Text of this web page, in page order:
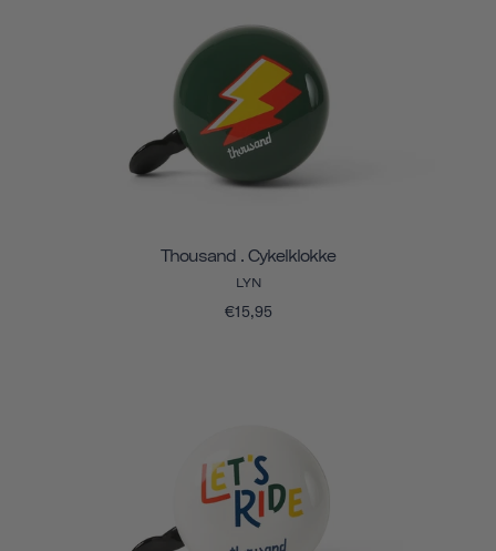
Thousand . Cykelklokke
LYN
€15,95